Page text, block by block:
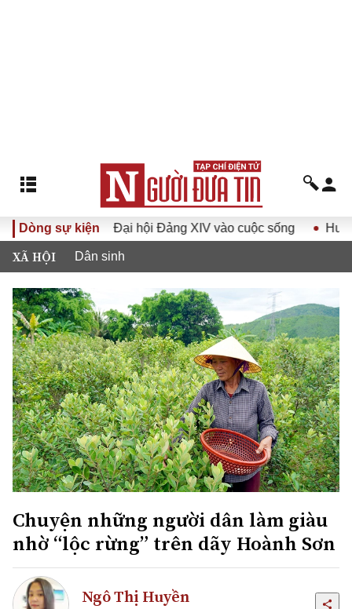
Dòng sự kiện
quyết Đại hội Đảng XIV vào cuộc sống Hướng tới Đại
XÃ HỘI Dân sinh
Chuyện những người dân làm giàu
nhờ “lộc rừng” trên dãy Hoành Sơn
Ngô Thị Huyền